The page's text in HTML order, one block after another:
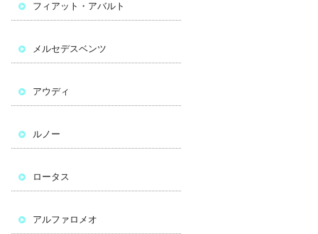
フィアット・アバルト
メルセデスベンツ
アウディ
ルノー
ロータス
アルファロメオ